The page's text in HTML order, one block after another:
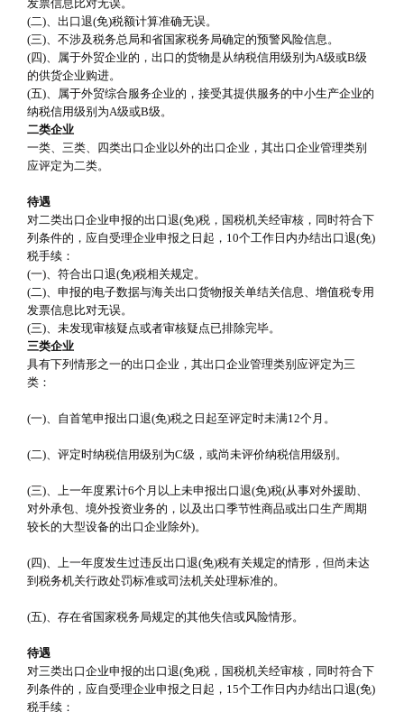
发票信息比对无误。
(二)、出口退(免)税额计算准确无误。
(三)、不涉及税务总局和省国家税务局确定的预警风险信息。
(四)、属于外贸企业的，出口的货物是从纳税信用级别为A级或B级
的供货企业购进。
(五)、属于外贸综合服务企业的，接受其提供服务的中小生产企业的
纳税信用级别为A级或B级。
二类企业
一类、三类、四类出口企业以外的出口企业，其出口企业管理类别
应评定为二类。
待遇
对二类出口企业申报的出口退(免)税，国税机关经审核，同时符合下
列条件的，应自受理企业申报之日起，10个工作日内办结出口退(免)
税手续：
(一)、符合出口退(免)税相关规定。
(二)、申报的电子数据与海关出口货物报关单结关信息、增值税专用
发票信息比对无误。
(三)、未发现审核疑点或者审核疑点已排除完毕。
三类企业
具有下列情形之一的出口企业，其出口企业管理类别应评定为三
类：
(一)、自首笔申报出口退(免)税之日起至评定时未满12个月。
(二)、评定时纳税信用级别为C级，或尚未评价纳税信用级别。
(三)、上一年度累计6个月以上未申报出口退(免)税(从事对外援助、
对外承包、境外投资业务的，以及出口季节性商品或出口生产周期
较长的大型设备的出口企业除外)。
(四)、上一年度发生过违反出口退(免)税有关规定的情形，但尚未达
到税务机关行政处罚标准或司法机关处理标准的。
(五)、存在省国家税务局规定的其他失信或风险情形。
待遇
对三类出口企业申报的出口退(免)税，国税机关经审核，同时符合下
列条件的，应自受理企业申报之日起，15个工作日内办结出口退(免)
税手续：